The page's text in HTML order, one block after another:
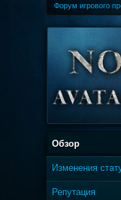
Форум игрового
Обзор
Изменения
Репутация